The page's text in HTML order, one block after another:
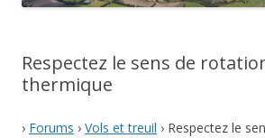
Respectez le sens de
thermique
› Forums › Vols et treuil › Respectez le